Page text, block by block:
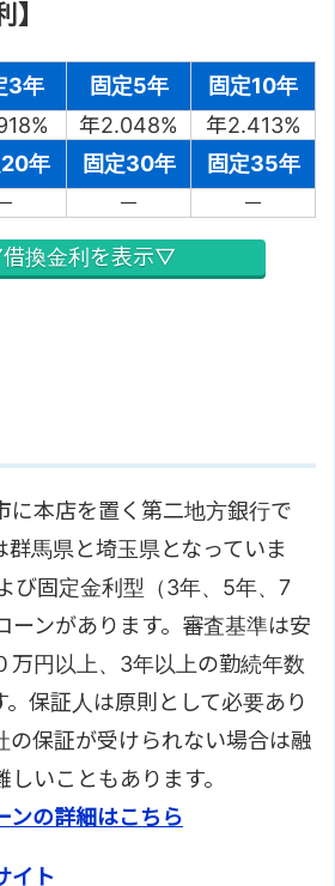
】
3年 固定5年
固定10年
年2.048%
年2.413%
年 固定30年
固定35年
－ －
換金利を表示▽
に本店を置く第二地方銀行で
群馬県と埼玉県となっていま
び固定金利型（3年、5年、7
ーンがあります。審査基準は安
万円以上、3年以上の勤続年数
。保証人は原則として必要あり
の保証が受けられない場合は融
いこともあります。
ンの詳細はこちら
イト